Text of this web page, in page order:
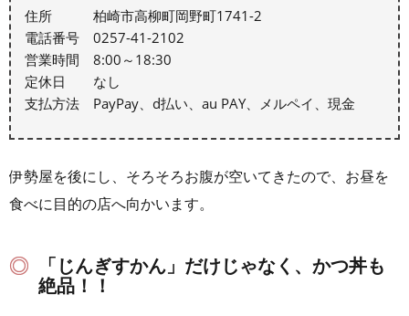
住所 柏崎市高柳町岡野町1741-2
電話番号 0257-41-2102
営業時間 8:00～18:30
定休日 なし
支払方法 PayPay、d払い、au PAY、メルペイ、現金
伊勢屋を後にし、そろそろお腹が空いてきたので、お昼を
食べに目的の店へ向かいます。
「じんぎすかん」だけじゃなく、かつ丼も
絶品！！